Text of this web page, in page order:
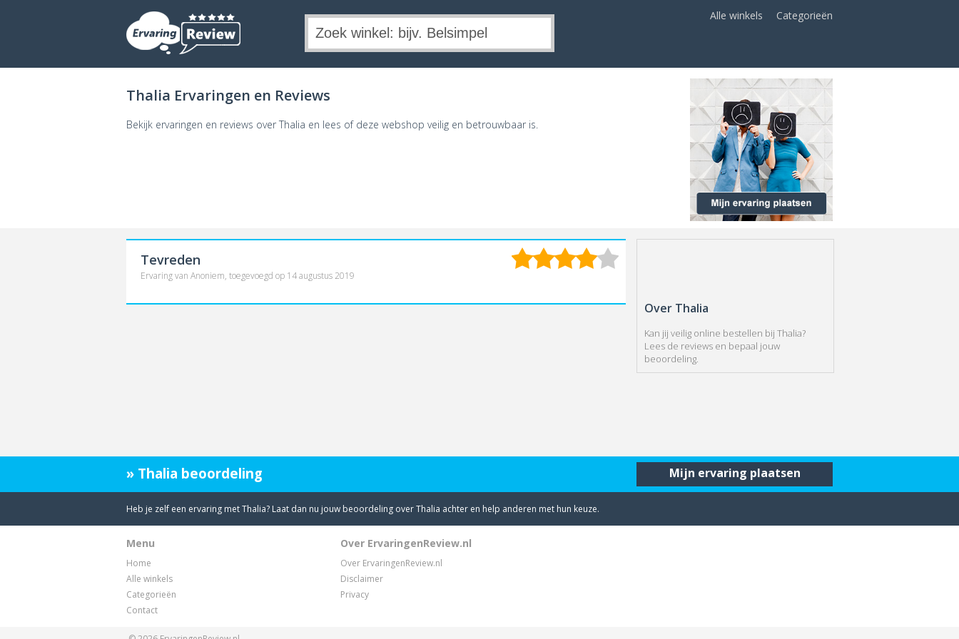
Alle winkels Categorieën
Thalia Ervaringen en Reviews
Bekijk ervaringen en reviews over Thalia en lees of deze webshop veilig en betrouwbaar is.
Over Thalia
Kan jij veilig online bestellen bij Thalia?
Lees de reviews en bepaal jouw
beoordeling.
Tevreden
Ervaring van Anoniem, toegevoegd op 14 augustus 2019
» Thalia beoordeling Mijn ervaring plaatsen
Heb je zelf een ervaring met Thalia? Laat dan nu jouw beoordeling over Thalia achter en help anderen met hun keuze.
Menu
Home
Alle winkels
Categorieën
Contact
Over ErvaringenReview.nl
Over ErvaringenReview.nl
Disclaimer
Privacy